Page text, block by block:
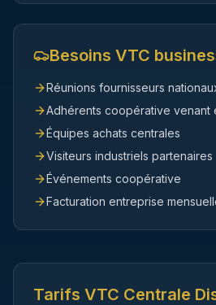
Besoins VTC
Réunions fournisseurs
Adhérents coopérative venant
Équipes achats centrales
Visiteurs industriels partenaires
Événements coopérative
Facturation entreprise
Tarifs VTC Centrale